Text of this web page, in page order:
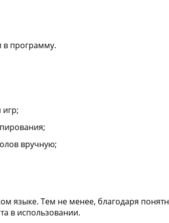
в программу.
вручную;
языке. Тем не менее, благодаря
в использовании.